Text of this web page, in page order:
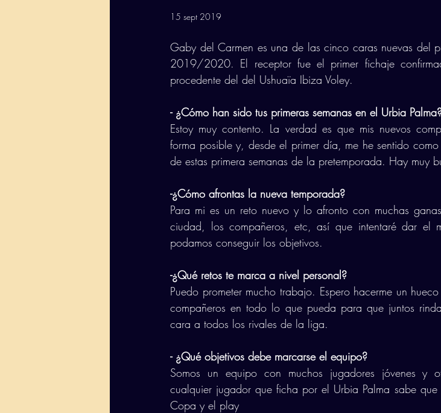
15 sept 2019
Gaby del Carmen es una de las cinco caras nuevas del
2019/2020. El receptor fue el primer fichaje
procedente del del Ushuaïa Ibiza Voley.
- ¿Cómo han sido tus primeras semanas en el Urbia
Estoy muy contento. La verdad es que mis nuevos
forma posible y, desde el primer día, me he sentido
de estas primera semanas de la pretemporada. Hay muy
-¿Cómo afrontas la nueva temporada?
Para mi es un reto nuevo y lo afronto con muchas
ciudad, los compañeros, etc, así que intentaré dar el
podamos conseguir los objetivos.
-¿Qué retos te marca a nivel personal?
Puedo prometer mucho trabajo. Espero hacerme un
compañeros en todo lo que pueda para que juntos
cara a todos los rivales de la liga.
- ¿Qué objetivos debe marcarse el equipo?
Somos un equipo con muchos jugadores jóvenes y
cualquier jugador que ficha por el Urbia Palma sabe
Copa y el play